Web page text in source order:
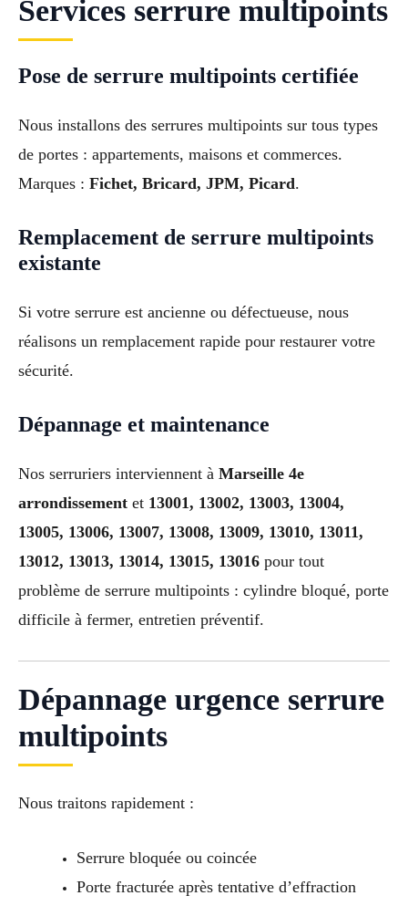
Services serrure multipoints
Pose de serrure multipoints certifiée
Nous installons des serrures multipoints sur tous types
de portes : appartements, maisons et commerces.
Marques : Fichet, Bricard, JPM, Picard.
Remplacement de serrure multipoints
existante
Si votre serrure est ancienne ou défectueuse, nous
réalisons un remplacement rapide pour restaurer votre
sécurité.
Dépannage et maintenance
Nos serruriers interviennent à Marseille 4e
arrondissement et 13001, 13002, 13003, 13004,
13005, 13006, 13007, 13008, 13009, 13010, 13011,
13012, 13013, 13014, 13015, 13016 pour tout
problème de serrure multipoints : cylindre bloqué, porte
difficile à fermer, entretien préventif.
Dépannage urgence serrure
multipoints
Nous traitons rapidement :
Serrure bloquée ou coincée
Porte fracturée après tentative d’effraction